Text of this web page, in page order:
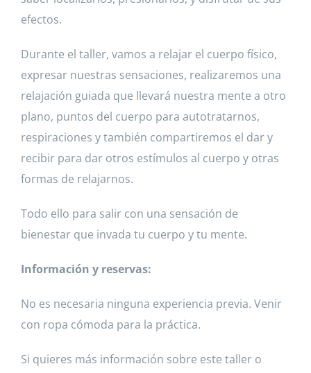
efectos.
Durante el taller, vamos a relajar el cuerpo físico,
expresar nuestras sensaciones, realizaremos una
relajación guiada que llevará nuestra mente a otro
plano, puntos del cuerpo para autotratarnos,
respiraciones y también compartiremos el dar y
recibir para dar otros estímulos al cuerpo y otras
formas de relajarnos.
Todo ello para salir con una sensación de
bienestar que invada tu cuerpo y tu mente.
Información y reservas:
No es necesaria ninguna experiencia previa. Venir
con ropa cómoda para la práctica.
Si quieres más información sobre este taller o